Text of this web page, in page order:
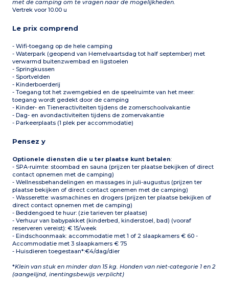
met de camping om te vragen naar de mogelijkheden.
Vertrek voor 10.00 u
Le prix comprend
- Wifi-toegang op de hele camping
- Waterpark (geopend van Hemelvaartsdag tot half september) met
verwarmd buitenzwembad en ligstoelen
- Springkussen
- Sportvelden
- Kinderboerderij
- Toegang tot het zwemgebied en de speelruimte van het meer:
toegang wordt gedekt door de camping
- Kinder- en Tieneractiviteiten tijdens de zomerschoolvakantie
- Dag- en avondactiviteiten tijdens de zomervakantie
- Parkeerplaats (1 plek per accommodatie)
Pensez y
Optionele diensten die u ter plaatse kunt betalen:
- SPA-ruimte: stoombad en sauna (prijzen ter plaatse bekijken of direct
contact opnemen met de camping)
- Wellnessbehandelingen en massages in juli-augustus (prijzen ter
plaatse bekijken of direct contact opnemen met de camping)
- Wasserette: wasmachines en drogers (prijzen ter plaatse bekijken of
direct contact opnemen met de camping)
- Beddengoed te huur: (zie tarieven ter plaatse)
- Verhuur van babypakket (kinderbed, kinderstoel, bad) (vooraf
reserveren vereist): € 15/week
- Eindschoonmaak: accommodatie met 1 of 2 slaapkamers € 60 -
Accommodatie met 3 slaapkamers € 75
- Huisdieren toegestaan*:€4/dag/dier
*Klein van stuk en minder dan 15 kg. Honden van niet-categorie 1 en 2
(aangelijnd, inentingsbewijs verplicht)